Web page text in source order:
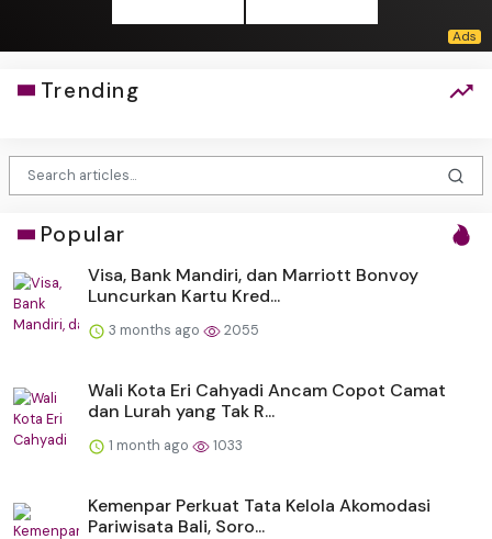
Trending
Popular
Visa, Bank Mandiri, dan Marriott Bonvoy
Luncurkan Kartu Kred...
3 months ago 2055
Wali Kota Eri Cahyadi Ancam Copot Camat
dan Lurah yang Tak R...
1 month ago 1033
Kemenpar Perkuat Tata Kelola Akomodasi
Pariwisata Bali, Soro...